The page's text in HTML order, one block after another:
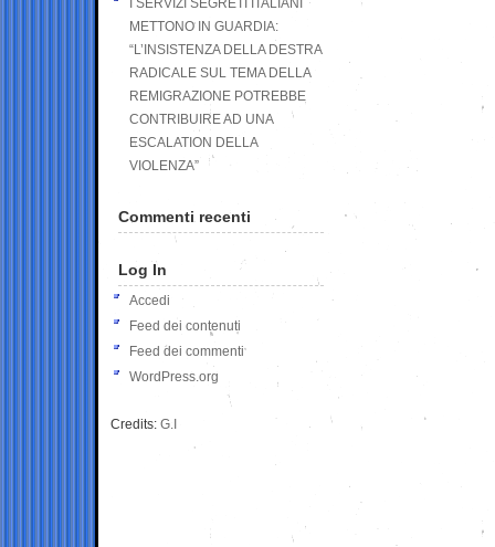
I SERVIZI SEGRETI ITALIANI
METTONO IN GUARDIA:
“L’INSISTENZA DELLA DESTRA
RADICALE SUL TEMA DELLA
REMIGRAZIONE POTREBBE
CONTRIBUIRE AD UNA
ESCALATION DELLA
VIOLENZA”
Commenti recenti
Log In
Accedi
Feed dei contenuti
Feed dei commenti
WordPress.org
Credits: G.I